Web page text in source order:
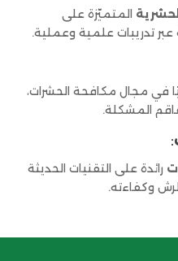
المتميّزة على
تدريبات علمية وعملية.
في مجال مكافحة الحشرات،
المشكلة.
:
رائدة على التقنيات الحديثة
وكفاءته.